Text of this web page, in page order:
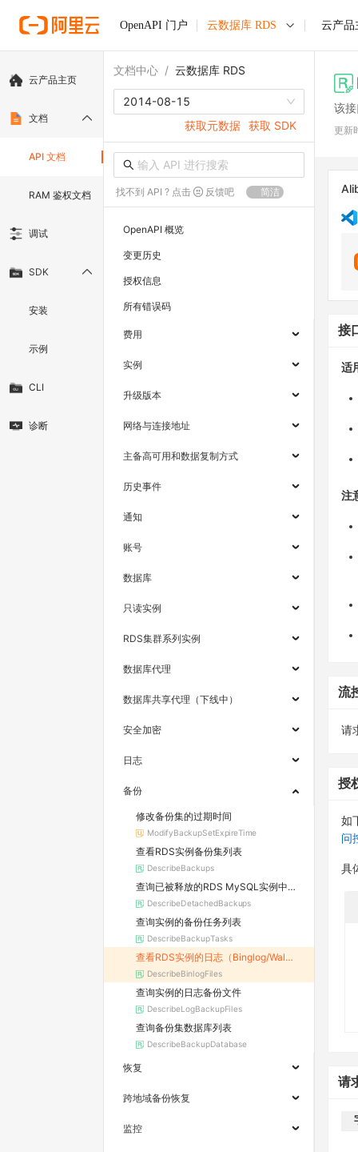
OpenAPI 门户 云数据库 RDS 云产品
云产品主页
文档
API 文档
RAM 鉴权文档
调试
SDK
安装
示例
CLI
诊断
文档中心 / 云数据库 RDS
2014-08-15
获取元数据 获取 SDK
找不到 API ? 点击 反馈吧 简洁
OpenAPI 概览
变更历史
授权信息
所有错误码
费用
实例
升级版本
网络与连接地址
主备高可用和数据复制方式
历史事件
通知
账号
数据库
只读实例
RDS集群系列实例
数据库代理
数据库共享代理（下线中）
安全加密
日志
备份
修改备份集的过期时间
ModifyBackupSetExpireTime
查看RDS实例备份集列表
DescribeBackups
查询已被释放的RDS MySQL实例中备份集列表
DescribeDetachedBackups
查询实例的备份任务列表
DescribeBackupTasks
查看RDS实例的日志（Binglog/Wal）文件
DescribeBinlogFiles
查询实例的日志备份文件
DescribeLogBackupFiles
查询备份集数据库列表
DescribeBackupDatabase
恢复
跨地域备份恢复
监控
该
更新
接
适
注
流
请
授
如
问
具
请